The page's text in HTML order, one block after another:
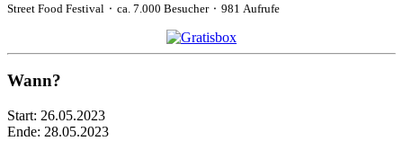
Street Food Festival ⬝ ca. 7.000 Besucher ⬝ 981 Aufrufe
Wann?
Start: 26.05.2023
Ende: 28.05.2023